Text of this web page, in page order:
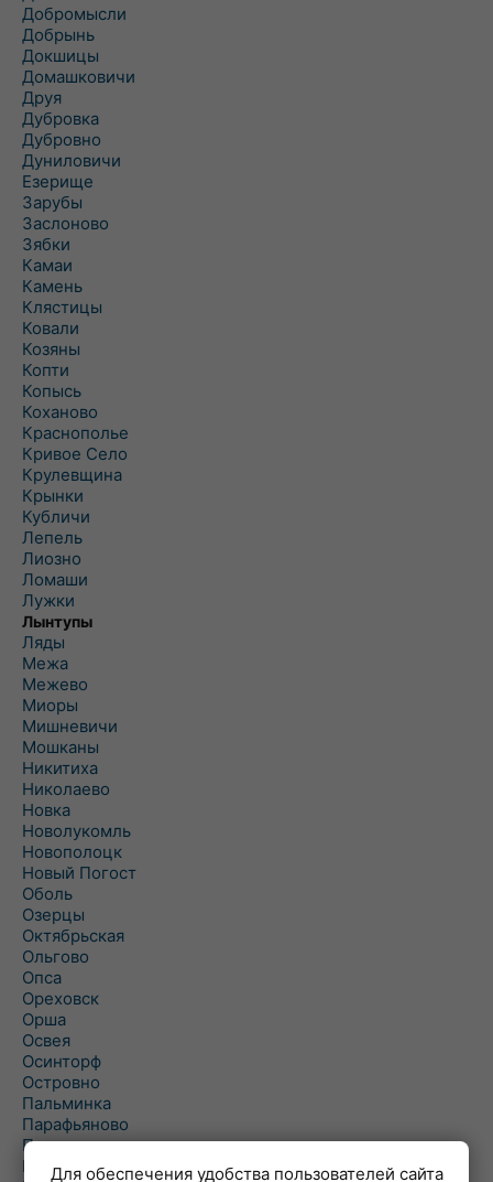
Добромысли
Добрынь
Докшицы
Домашковичи
Друя
Дубровка
Дубровно
Дуниловичи
Езерище
Зарубы
Заслоново
Зябки
Камаи
Камень
Клястицы
Ковали
Козяны
Копти
Копысь
Коханово
Краснополье
Кривое Село
Крулевщина
Крынки
Кубличи
Лепель
Лиозно
Ломаши
Лужки
Лынтупы
Ляды
Межа
Межево
Миоры
Мишневичи
Мошканы
Никитиха
Николаево
Новка
Новолукомль
Новополоцк
Новый Погост
Оболь
Озерцы
Октябрьская
Ольгово
Опса
Ореховск
Орша
Освея
Осинторф
Островно
Пальминка
Парафьяново
Плисса
ПовятьеДля обеспечения удобства пользователей сайта